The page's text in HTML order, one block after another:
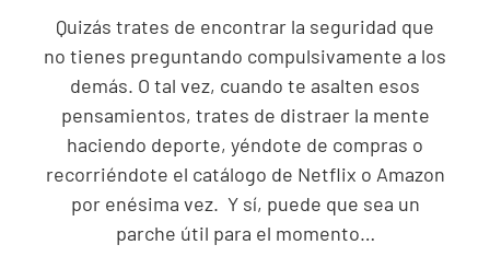
Quizás trates de encontrar la seguridad que
no tienes preguntando compulsivamente a los
demás. O tal vez, cuando te asalten esos
pensamientos, trates de distraer la mente
haciendo deporte, yéndote de compras o
recorriéndote el catálogo de Netflix o Amazon
por enésima vez. Y sí, puede que sea un
parche útil para el momento…